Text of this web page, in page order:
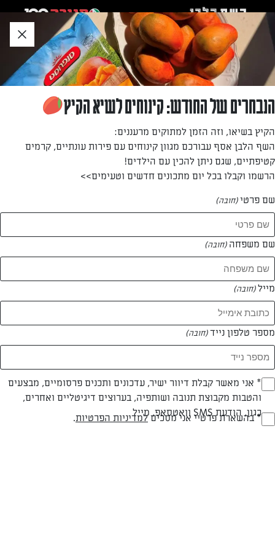
לאזור
תוכן
תחתון
חזרה לעמוד הבית
מור רוני
—
המתכונים של
0 מתכונים
המאמרים של מור רוני
הנבחרים של החודש: קינוחים לשיא הקיץ
הקיץ בשיאו, וזה הזמן למתוקים מרעננים:
השף הלבן אסף עבורכם מגוון קינוחים עם פירות עונתיים, קרמים
קטיפתיים, שגם ניתן להכין עם הילדים!
הרשמו וקבלו בכל יום מתכונים חדשים וטעימים>>
שם פרטי(חובה)
שם משפחה (חובה)
מייל(חובה)
מספר טלפון נייד(חובה)
Opt_In
(חובה)
* אני מאשר קבלת דיוור ישיר, עדכונים ותכנים פרסומיים, מבצעים
והטבות מקבוצת תנובה ושותפיה, בערוצים דיגיטליים ואחרים,
כגון, הודעת SMS וואטסאפ, מייל
RegulationsApproved
* בהשארת פרטיי אני מסכיםלמדיניות הפרטיות.